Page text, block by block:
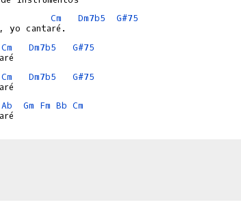
Cm Dm7b5
G#75
Cm
Dm7b5
G#75
Cm
Dm7b5
G#75
Ab
Gm Fm Bb Cm